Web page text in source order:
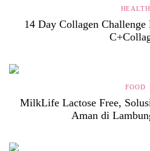
HEALTH
14 Day Collagen
FOOD
MilkLife Lactose Free,
Aman di